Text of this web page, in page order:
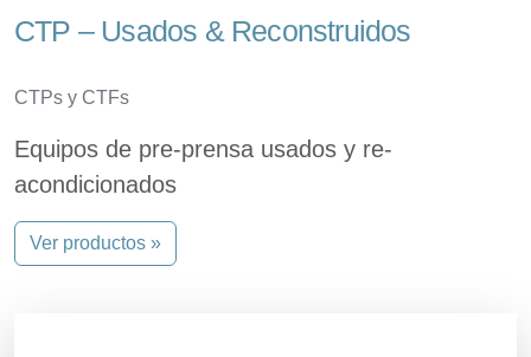
CTP – Usados & Reconstruidos
CTPs y CTFs
Equipos de pre-prensa usados y re-
acondicionados
Ver productos »